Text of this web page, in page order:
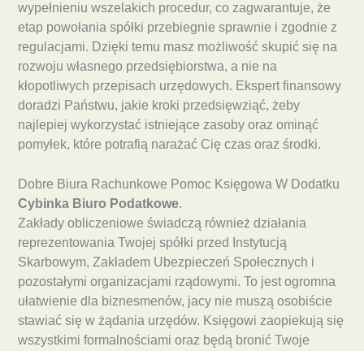
wypełnieniu wszelakich procedur, co zagwarantuje, że
etap powołania spółki przebiegnie sprawnie i zgodnie z
regulacjami. Dzięki temu masz możliwość skupić się na
rozwoju własnego przedsiębiorstwa, a nie na
kłopotliwych przepisach urzędowych. Ekspert finansowy
doradzi Państwu, jakie kroki przedsięwziąć, żeby
najlepiej wykorzystać istniejące zasoby oraz ominąć
pomyłek, które potrafią narażać Cię czas oraz środki.
Dobre Biura Rachunkowe Pomoc Księgowa W Dodatku
Cybinka Biuro Podatkowe.
Zakłady obliczeniowe świadczą również działania
reprezentowania Twojej spółki przed Instytucją
Skarbowym, Zakładem Ubezpieczeń Społecznych i
pozostałymi organizacjami rządowymi. To jest ogromna
ułatwienie dla biznesmenów, jacy nie muszą osobiście
stawiać się w żądania urzędów. Księgowi zaopiekują się
wszystkimi formalnościami oraz będą bronić Twoje